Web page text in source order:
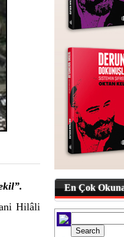
Hilâli
En Çok